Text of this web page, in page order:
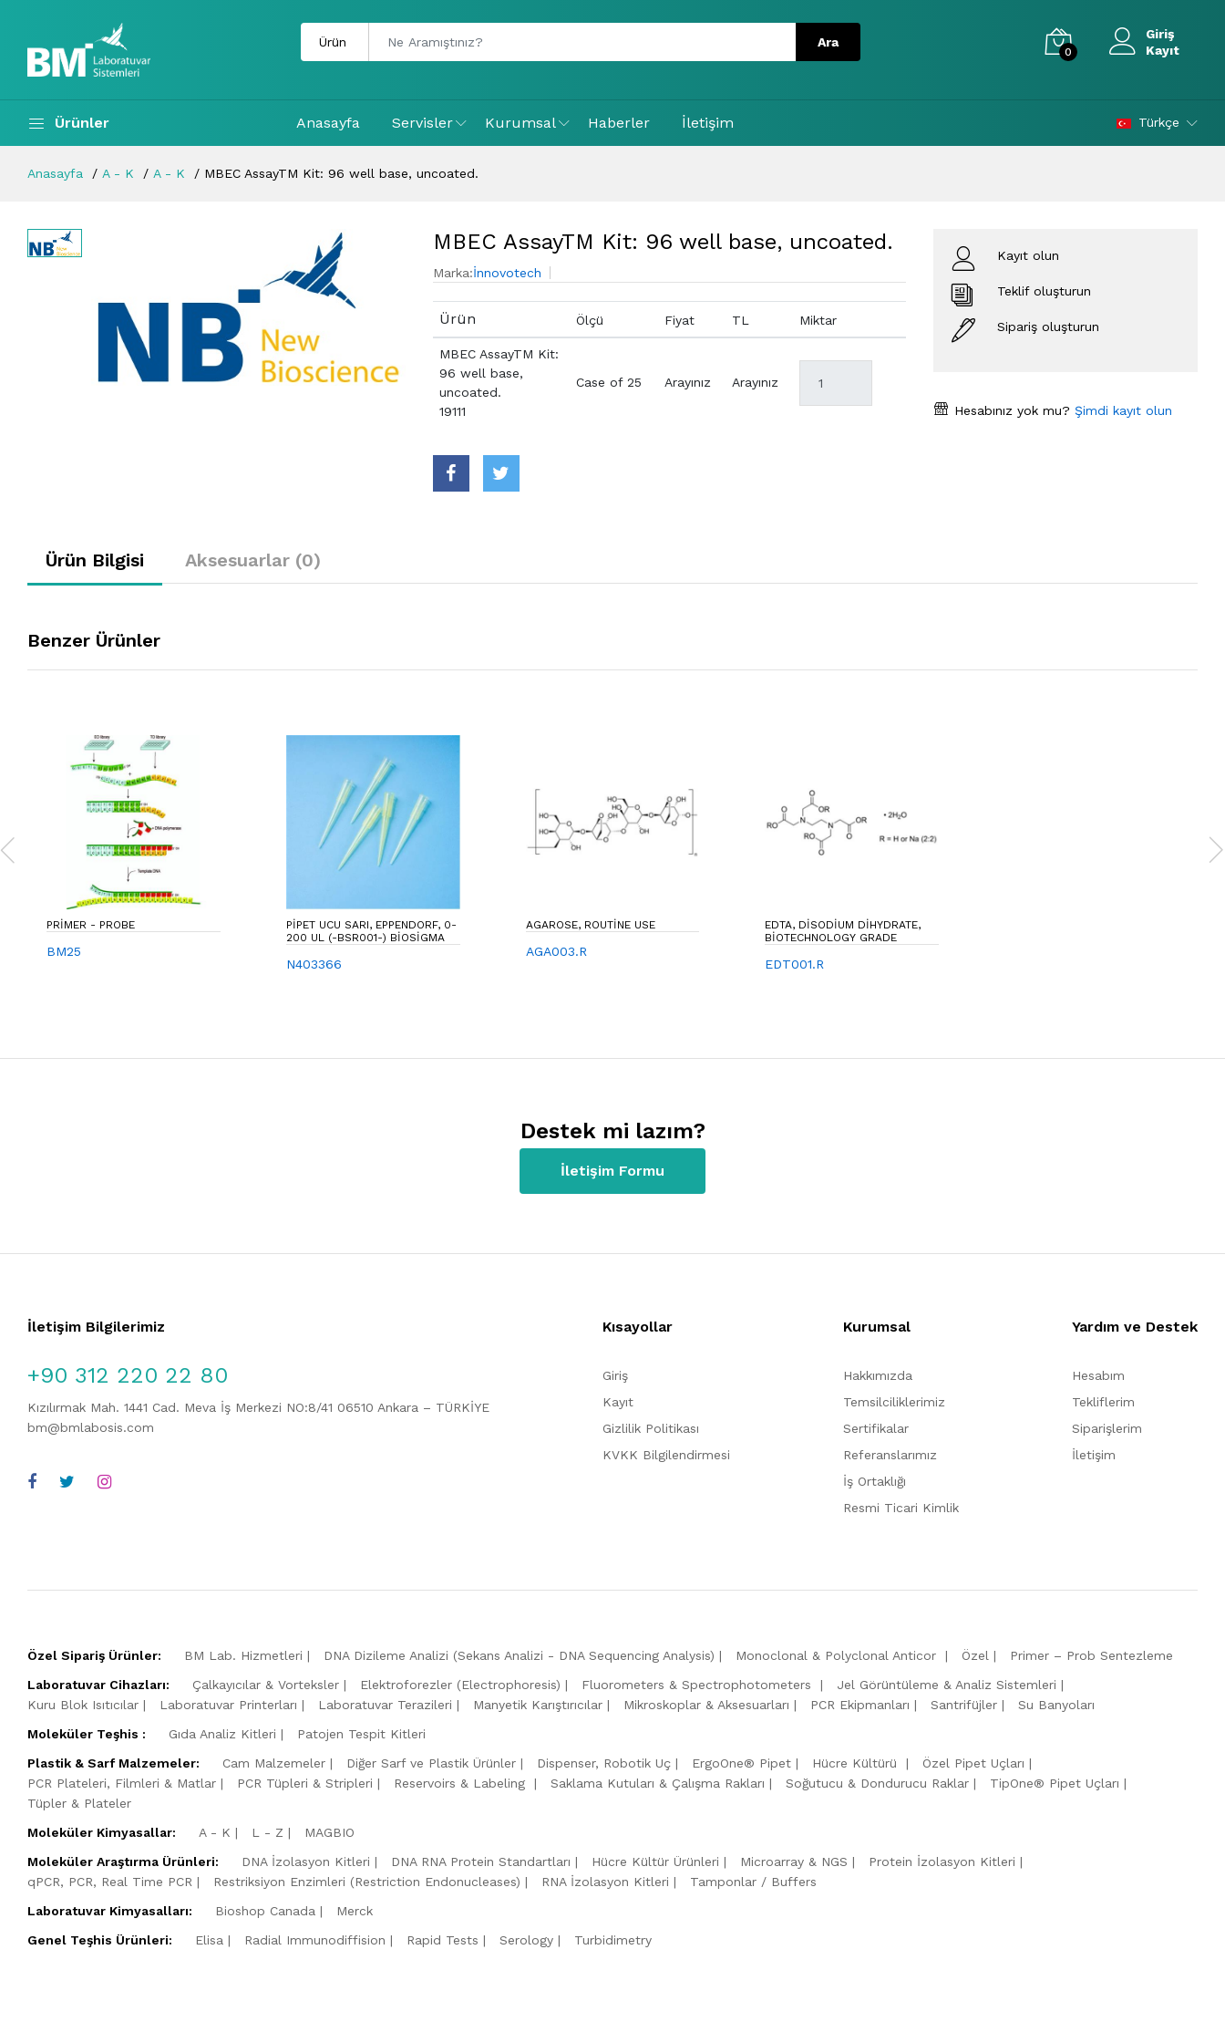
0
Giriş
Kayıt
Ürünler Anasayfa Servisler Kurumsal Haberler İletişim Türkçe
Anasayfa A - K A - K MBEC AssayTM Kit: 96 well base, uncoated.
MBEC AssayTM Kit: 96 well base, uncoated.
Marka:İnnovotech
Ürün Ölçü Fiyat TL Miktar
MBEC AssayTM Kit:
96 well base,
uncoated.
19111
Case of 25 Arayınız Arayınız
Kayıt olun
Teklif oluşturun
Sipariş oluşturun
Hesabınız yok mu? Şimdi kayıt olun
Ürün Bilgisi Aksesuarlar (0)
Benzer Ürünler
PRIMER - PROBE
BM25
PIPET UCU SARI, EPPENDORF, 0-
200 UL (-BSR001-) BIOSIGMA
N403366
AGAROSE, ROUTINE USE
AGA003.R
EDTA, DISODIUM DIHYDRATE,
BIOTECHNOLOGY GRADE
EDT001.R
Destek mi lazım?
İletişim Formu
İletişim Bilgilerimiz
+90 312 220 22 80
Kızılırmak Mah. 1441 Cad. Meva İş Merkezi NO:8/41 06510 Ankara – TÜRKİYE
bm@bmlabosis.com
Kısayollar
Giriş
Kayıt
Gizlilik Politikası
KVKK Bilgilendirmesi
Kurumsal
Hakkımızda
Temsilciliklerimiz
Sertifikalar
Referanslarımız
İş Ortaklığı
Resmi Ticari Kimlik
Yardım ve Destek
Hesabım
Tekliflerim
Siparişlerim
İletişim
Özel Sipariş Ürünler: BM Lab. Hizmetleri DNA Dizileme Analizi (Sekans Analizi - DNA Sequencing Analysis) Monoclonal & Polyclonal Anticor Özel
Primer – Prob Sentezleme
Laboratuvar Cihazları:
Çalkayıcılar & Vorteksler Elektroforezler (Electrophoresis) Fluorometers & Spectrophotometers
Jel Görüntüleme & Analiz Sistemleri
Kuru Blok Isıtıcılar
Laboratuvar Printerları Laboratuvar Terazileri Manyetik Karıştırıcılar Mikroskoplar & Aksesuarları PCR Ekipmanları Santrifüjler
Su Banyoları
Moleküler Teşhis :
Gıda Analiz Kitleri
Patojen Tespit Kitleri
Plastik & Sarf Malzemeler:
Cam Malzemeler Diğer Sarf ve Plastik Ürünler Dispenser, Robotik Uç ErgoOne® Pipet Hücre Kültürü
Özel Pipet Uçları
PCR Plateleri, Filmleri & Matlar
PCR Tüpleri & Stripleri Reservoirs & Labeling Saklama Kutuları & Çalışma Rakları Soğutucu & Dondurucu Raklar
TipOne® Pipet Uçları
Tüpler & Plateler
Moleküler Kimyasallar:
A - K L - Z
MAGBIO
Moleküler Araştırma Ürünleri:
DNA İzolasyon Kitleri DNA RNA Protein Standartları Hücre Kültür Ürünleri Microarray & NGS
Protein İzolasyon Kitleri
qPCR, PCR, Real Time PCR
Restriksiyon Enzimleri (Restriction Endonucleases) RNA İzolasyon Kitleri
Tamponlar / Buffers
Laboratuvar Kimyasalları:
Bioshop Canada
Merck
Genel Teşhis Ürünleri:
Elisa Radial Immunodiffision Rapid Tests Serology Turbidimetry